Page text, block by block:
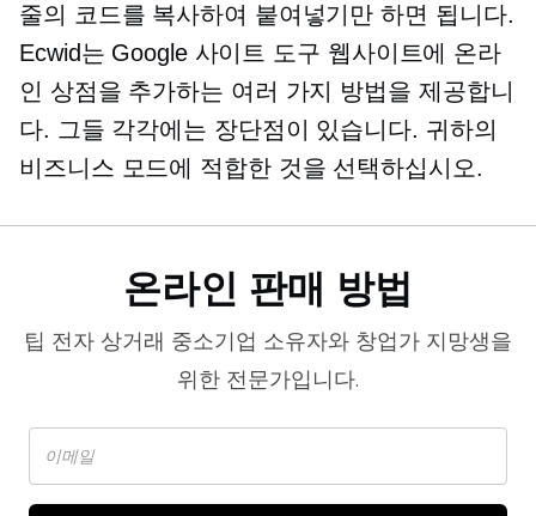
줄의 코드를 복사하여 붙여넣기만 하면 됩니다.
Ecwid는 Google 사이트 도구 웹사이트에 온라
인 상점을 추가하는 여러 가지 방법을 제공합니
다. 그들 각각에는 장단점이 있습니다. 귀하의
비즈니스 모드에 적합한 것을 선택하십시오.
온라인 판매 방법
팁 전자 상거래 중소기업 소유자와 창업가 지망생을
위한 전문가입니다.